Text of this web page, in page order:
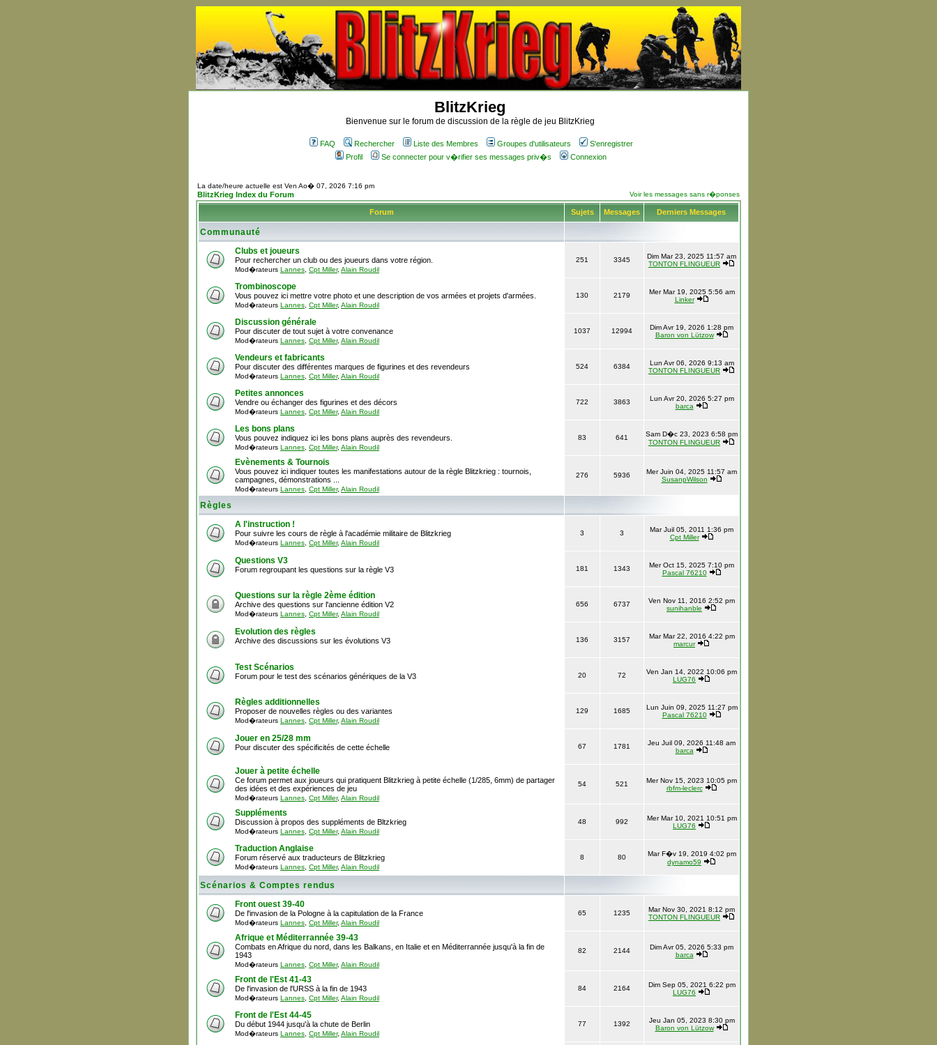
BlitzKrieg
Bienvenue sur le forum de discussion de la règle de jeu BlitzKrieg
FAQ Rechercher Liste des Membres Groupes d'utilisateurs
S'enregistrer
Profil
Se connecter pour v�rifier ses messages priv�s Connexion
La date/heure actuelle est Ven Ao� 07, 2026 7:16 pm
BlitzKrieg Index du Forum Voir les messages sans r�ponses
Forum Sujets Messages Derniers Messages
Communauté
Clubs et joueurs
Pour rechercher un club ou des joueurs dans votre région.
Mod�rateurs Lannes Cpt Miller, Alain Roudil
251 3345
Dim Mar 23, 2025 11:57 am
TONTON FLINGUEUR
Trombinoscope
Vous pouvez ici mettre votre photo et une description de vos armées et projets d'armées.
Mod�rateurs Lannes Cpt Miller, Alain Roudil
130 2179
Mer Mar 19, 2025 5:56 am
Linker
Discussion générale
Pour discuter de tout sujet à votre convenance
Mod�rateurs Lannes Cpt Miller, Alain Roudil
1037 12994
Dim Avr 19, 2026 1:28 pm
Baron von Lützow
Vendeurs et fabricants
Pour discuter des différentes marques de figurines et des revendeurs
Mod�rateurs Lannes Cpt Miller, Alain Roudil
524 6384
Lun Avr 06, 2026 9:13 am
TONTON FLINGUEUR
Petites annonces
Vendre ou échanger des figurines et des décors
Mod�rateurs Lannes Cpt Miller, Alain Roudil
722 3863
Lun Avr 20, 2026 5:27 pm
barca
Les bons plans
Vous pouvez indiquez ici les bons plans auprès des revendeurs.
Mod�rateurs Lannes Cpt Miller, Alain Roudil
83 641
Sam D�c 23, 2023 6:58 pm
TONTON FLINGUEUR
Evènements & Tournois
Vous pouvez ici indiquer toutes les manifestations autour de la règle Blitzkrieg : tournois,
campagnes, démonstrations ...
Mod�rateurs Lannes Cpt Miller, Alain Roudil
276 5936
Mer Juin 04, 2025 11:57 am
SusanpWilson
Règles
A l'instruction !
Pour suivre les cours de règle à l'académie militaire de Blitzkrieg
Mod�rateurs Lannes Cpt Miller, Alain Roudil
3 3
Mar Juil 05, 2011 1:36 pm
Cpt Miller
Questions V3
Forum regroupant les questions sur la règle V3 181 1343
Mer Oct 15, 2025 7:10 pm
Pascal 76210
Questions sur la règle 2ème édition
Archive des questions sur l'ancienne édition V2
Mod�rateurs Lannes Cpt Miller, Alain Roudil
656 6737
Ven Nov 11, 2016 2:52 pm
sunihanble
Evolution des règles
Archive des discussions sur les évolutions V3 136 3157
Mar Mar 22, 2016 4:22 pm
marcur
Test Scénarios
Forum pour le test des scénarios génériques de la V3 20 72
Ven Jan 14, 2022 10:06 pm
LUG76
Règles additionnelles
Proposer de nouvelles règles ou des variantes
Mod�rateurs Lannes Cpt Miller, Alain Roudil
129 1685
Lun Juin 09, 2025 11:27 pm
Pascal 76210
Jouer en 25/28 mm
Pour discuter des spécificités de cette échelle 67 1781
Jeu Juil 09, 2026 11:48 am
barca
Jouer à petite échelle
Ce forum permet aux joueurs qui pratiquent Blitzkrieg à petite échelle (1/285, 6mm) de partager
des idées et des expériences de jeu
Mod�rateurs Lannes Cpt Miller, Alain Roudil
54 521
Mer Nov 15, 2023 10:05 pm
rbfm-leclerc
Suppléments
Discussion à propos des suppléments de Bltzkrieg
Mod�rateurs Lannes Cpt Miller, Alain Roudil
48 992
Mer Mar 10, 2021 10:51 pm
LUG76
Traduction Anglaise
Forum réservé aux traducteurs de Blitzkrieg
Mod�rateurs Lannes Cpt Miller, Alain Roudil
8 80
Mar F�v 19, 2019 4:02 pm
dynamo59
Scénarios & Comptes rendus
Front ouest 39-40
De l'invasion de la Pologne à la capitulation de la France
Mod�rateurs Lannes Cpt Miller, Alain Roudil
65 1235
Mar Nov 30, 2021 8:12 pm
TONTON FLINGUEUR
Afrique et Méditerrannée 39-43
Combats en Afrique du nord, dans les Balkans, en Italie et en Méditerrannée jusqu'à la fin de
1943
Mod�rateurs Lannes Cpt Miller, Alain Roudil
82 2144
Dim Avr 05, 2026 5:33 pm
barca
Front de l'Est 41-43
De l'invasion de l'URSS à la fin de 1943
Mod�rateurs Lannes Cpt Miller, Alain Roudil
84 2164
Dim Sep 05, 2021 6:22 pm
LUG76
Front de l'Est 44-45
Du début 1944 jusqu'à la chute de Berlin
Mod�rateurs Lannes Cpt Miller, Alain Roudil
77 1392
Jeu Jan 05, 2023 8:30 pm
Baron von Lützow